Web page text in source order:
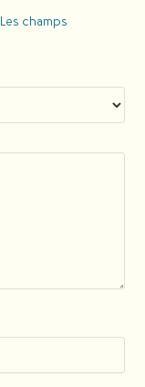
Les champs